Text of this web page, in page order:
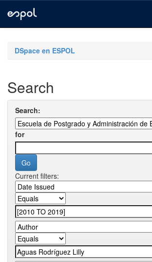
navigationDSpace en ESPOL
Search
Search:
for
Current filters: